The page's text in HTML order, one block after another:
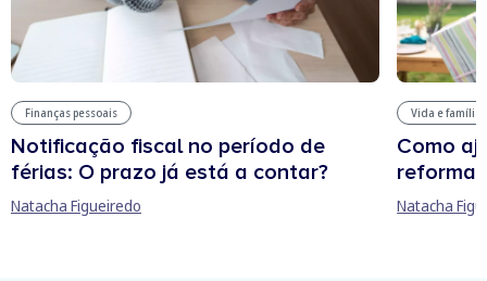
Finanças pessoais
Notificação fiscal no período de
férias: O prazo já está a contar?
Natacha Figueiredo
Vida e família
Como
reforma
Natacha